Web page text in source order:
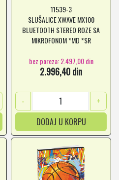
11539-3
SLUŠALICE XWAVE MX100
BLUETOOTH STEREO ROZE SA
MIKROFONOM *MD *SR
bez poreza: 2.497,00 din
2.996,40 din
-
+
DODAJ U KORPU